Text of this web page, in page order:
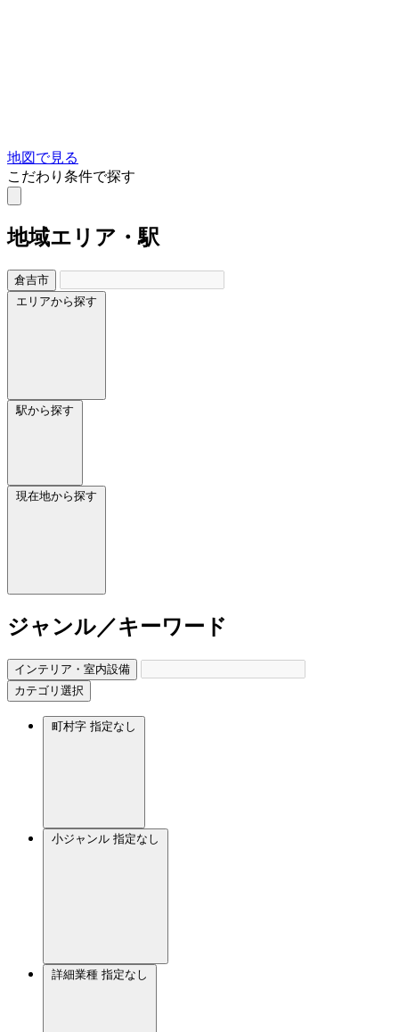
地図で見る
こだわり条件で探す
地域エリア・駅
倉吉市
エリアから探す
駅から探す
現在地から探す
ジャンル／キーワード
インテリア・室内設備
カテゴリ選択
町村字 指定なし
小ジャンル 指定なし
詳細業種 指定なし